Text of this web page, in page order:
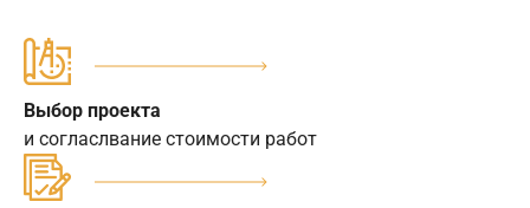
Выбор проекта
и согласлвание стоимости работ